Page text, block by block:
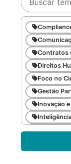
Contratos
Direitos
Foco no
Gestão
Inovação
Meio